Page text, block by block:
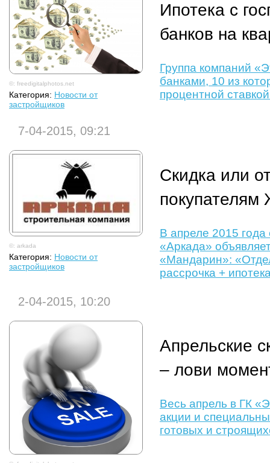
©: freedigitalphotos.net
Категория: Новости от
застройщиков
Ипотека с
банков на
Группа компаний
банками, 10 из
процентной
7-04-2015, 09:21
©: arkada
Категория: Новости от
застройщиков
Скидка или
В апреле 2015 года
«Аркада»
«Мандарин»:
рассрочка +
2-04-2015, 10:20
Апрельские
– лови
Весь апрель в ГК
акции и
готовых и